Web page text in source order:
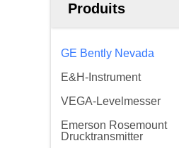
Produits
GE Bently Nevada
E&H-Instrument
VEGA-Levelmesser
Emerson Rosemount
Drucktransmitter